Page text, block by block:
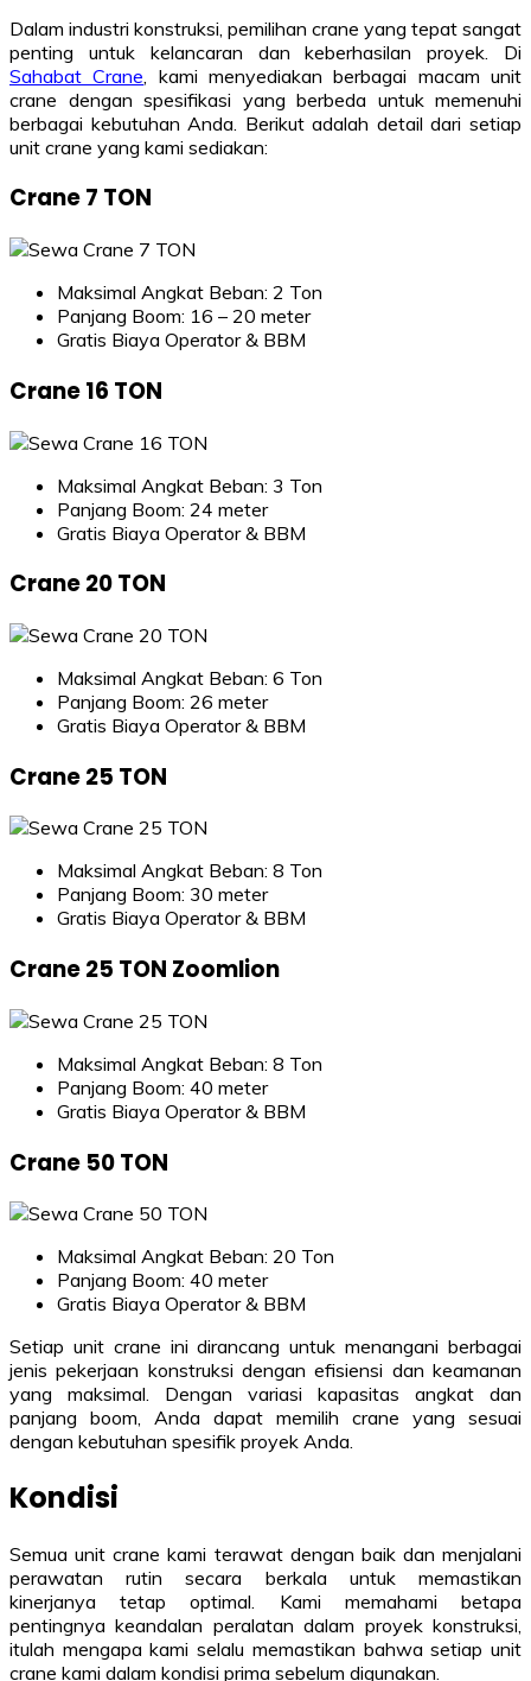
Dalam industri konstruksi, pemilihan crane yang tepat sangat
penting untuk kelancaran dan keberhasilan proyek. Di
Sahabat Crane , kami menyediakan berbagai macam unit
crane dengan spesifikasi yang berbeda untuk memenuhi
berbagai kebutuhan Anda. Berikut adalah detail dari setiap
unit crane yang kami sediakan:
Crane 7 TON
Maksimal Angkat Beban: 2 Ton
Panjang Boom: 16 – 20 meter
Gratis Biaya Operator & BBM
Crane 16 TON
Maksimal Angkat Beban: 3 Ton
Panjang Boom: 24 meter
Gratis Biaya Operator & BBM
Crane 20 TON
Maksimal Angkat Beban: 6 Ton
Panjang Boom: 26 meter
Gratis Biaya Operator & BBM
Crane 25 TON
Maksimal Angkat Beban: 8 Ton
Panjang Boom: 30 meter
Gratis Biaya Operator & BBM
Crane 25 TON Zoomlion
Maksimal Angkat Beban: 8 Ton
Panjang Boom: 40 meter
Gratis Biaya Operator & BBM
Crane 50 TON
Maksimal Angkat Beban: 20 Ton
Panjang Boom: 40 meter
Gratis Biaya Operator & BBM
Setiap unit crane ini dirancang untuk menangani berbagai
jenis pekerjaan konstruksi dengan efisiensi dan keamanan
yang maksimal. Dengan variasi kapasitas angkat dan
panjang boom, Anda dapat memilih crane yang sesuai
dengan kebutuhan spesifik proyek Anda.
Kondisi
Semua unit crane kami terawat dengan baik dan menjalani
perawatan rutin secara berkala untuk memastikan
kinerjanya tetap optimal. Kami memahami betapa
pentingnya keandalan peralatan dalam proyek konstruksi,
itulah mengapa kami selalu memastikan bahwa setiap unit
crane kami dalam kondisi prima sebelum digunakan.